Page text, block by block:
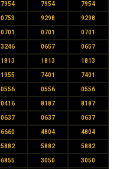
7954 7954 7954
0753 9298 9298
0701 0701 0701
3246 0657 0657
1813 1813 1813
1955 7401 7401
0556 0556 0556
0416 8187 8187
0637 0637 0637
6660 4804 4804
5882 5882 5882
6855 3050 3050